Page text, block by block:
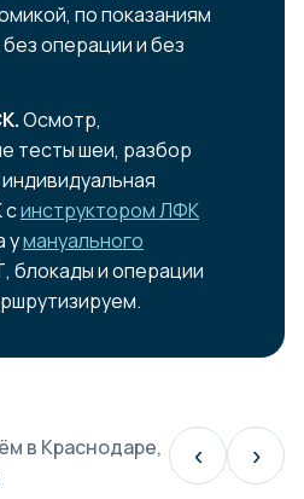
по показаниям
операции и без
Осмотр,
тесты шеи, разбор
синструктором ЛФК
умануального
блокады и операции
в Краснодаре,
‹ ›